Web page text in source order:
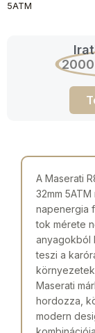
5ATM
A Maserati
32mm
napenergia
tok mérete
anyagokból
teszi a
Maserati
hordozza,
modern